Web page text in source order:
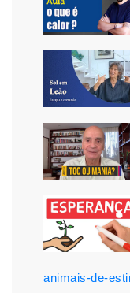
animais-de-